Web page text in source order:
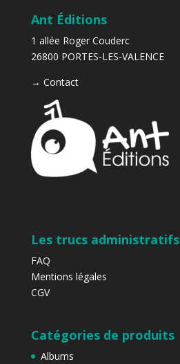
Ant Éditions
1 allée Roger Couderc
26800 PORTES-LES-VALENCE
→ Contact
Les trucs administratifs
FAQ
Mentions légales
CGV
Catégories de produits
Albums